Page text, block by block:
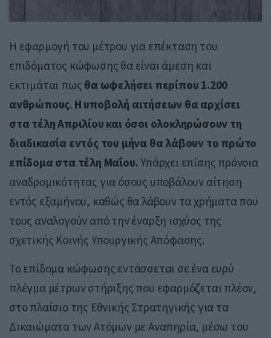
Η εφαρμογή του μέτρου για επέκταση του
επιδόματος κώφωσης θα είναι άμεση και
εκτιμάται πως θα ωφελήσει περίπου 1.200
ανθρώπους. Η υποβολή αιτήσεων θα αρχίσει
στα τέλη Απριλίου και όσοι ολοκληρώσουν τη
διαδικασία εντός του μήνα θα λάβουν το πρώτο
επίδομα στα τέλη Μαΐου.Υπάρχει επίσης πρόνοια
αναδρομικότητας για όσους υποβάλουν αίτηση
εντός εξαμήνου, καθώς θα λάβουν τα χρήματα που
τους αναλογούν από την έναρξη ισχύος της
σχετικής Κοινής Υπουργικής Απόφασης.
Το επίδομα κώφωσης εντάσσεται σε ένα ευρύ
πλέγμα μέτρων στήριξης που εφαρμόζεται πλέον,
στο πλαίσιο της Εθνικής Στρατηγικής για τα
Δικαιώματα των Ατόμων με Αναπηρία, μέσω του